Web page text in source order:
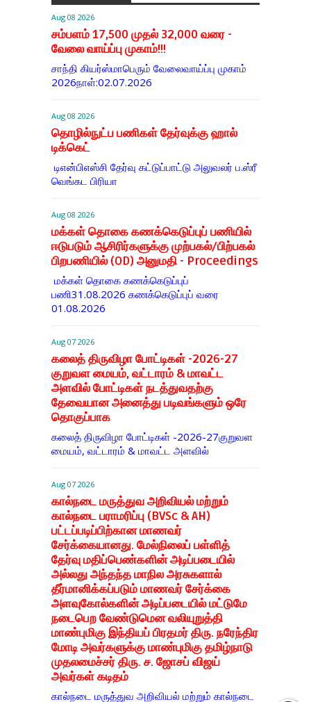
Aug 08 2026
சம்பளம் 17,500 முதல் 32,000 வரை -
வேலை வாய்ப்பு முகாம்!!!
சாந்தி கியர்ஸ்மாபெரும் வேலைவாய்ப்பு முகாம்
2026நாள்:02.07.2026
Aug 08 2026
தொழில்நுட்ப பணிகள் தேர்வுக்கு ஹால் ​
டிக்கெட்
டிஎன்​பிஎஸ்சி தேர்வு கட்​டுப்​பாட்டு அலு​வலர் ப.ஸ்ரீ
வெங்கட பிரியா
Aug 08 2026
மக்கள் தொகை கணக்கெடுப்புப் பணியில்
ஈடுபடும் ஆசிரிர்களுக்கு முற்பகல்/பிற்பகல்
பிறபணியில் (OD) அனுமதி - Proceedings
மக்கள் தொகை கணக்கெடுப்புப்
பணி31.08.2026 கணக்கெடுப்புப் வரை
01.08.2026
Aug 07 2026
கலைத் திருவிழா போட்டிகள் -2026-27
குறுவள மையம், வட்டாரம் & மாவட்ட
அளவில் போட்டிகள் நடத்துவதற்கு
தேவையான அனைத்து படிவங்களும் ஒரே
தொகுப்பாக
கலைத் திருவிழா போட்டிகள் -2026-27குறுவள
மையம், வட்டாரம் & மாவட்ட அளவில்
Aug 07 2026
கால்நடை மருத்துவ அறிவியல் மற்றும்
கால்நடை பராமரிப்பு (BVSc & AH)
பட்டப்படிப்பிற்கான மாணவர்
சேர்க்கையானது. மேல்நிலைப் பள்ளித்
தேர்வு மதிப்பெண்களின் அடிப்படையில்
அல்லது அந்தந்த மாநில அரசுகளால்
தீர்மானிக்கப்படும் மாணவர் சேர்க்கை
அளவுகோல்களின் அடிப்படையில் மட்டுமே
நடைபெற வேண்டுமென வலியுறுத்தி
மாண்புமிகு இந்தியப் பிரதமர் திரு. நரேந்திர
மோடி அவர்களுக்கு மாண்புமிகு தமிழ்நாடு
முதலமைச்சர் திரு. ச. ஜோசப் விஜய்
அவர்கள் கடிதம்
கால்நடை மருத்துவ அறிவியல் மற்றும் கால்நடை